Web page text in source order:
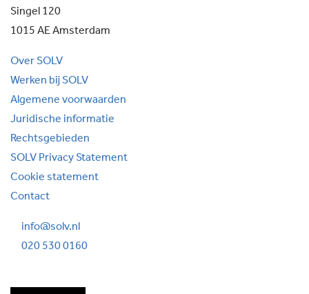
Singel 120
1015 AE Amsterdam
Over SOLV
Werken bij SOLV
Algemene voorwaarden
Juridische informatie
Rechtsgebieden
SOLV Privacy Statement
Cookie statement
Contact
info@solv.nl
020 530 0160